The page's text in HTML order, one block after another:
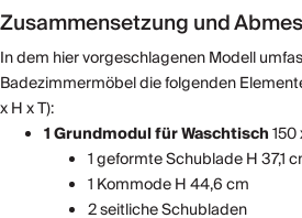
Zusammensetzung und
In dem hier vorgeschlagenen Modell
Badezimmermöbel die folgenden
x H x T):
1 Grundmodul für Waschtisch
1 geformte Schublade H 37,1
1 Kommode H 44,6 cm
2 seitliche Schubladen